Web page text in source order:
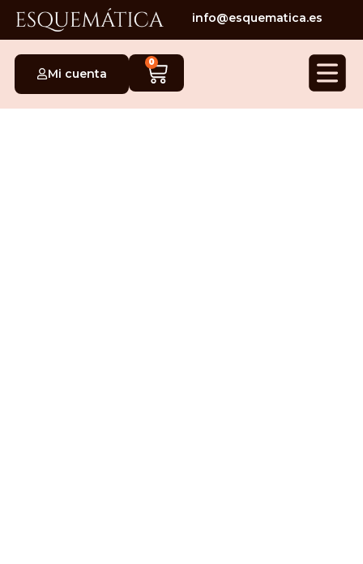
info@esquematica.es
Mi cuenta
0